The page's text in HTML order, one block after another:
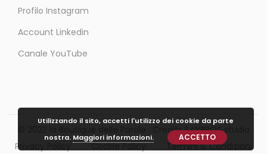
Profilo Instagram
Account Linkedin
Canale YouTube
· CreditsSANBROS studio
Privacy Policy
Cookie Policy Termini & Condizioni
Utilizzando il sito, accetti l'utilizzo dei cookie da parte
nostra. Maggiori informazioni. ACCETTO